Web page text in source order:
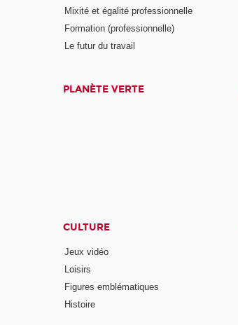
Mixité et égalité professionnelle
Formation (professionnelle)
Le futur du travail
PLANÈTE VERTE
CULTURE
Jeux vidéo
Loisirs
Figures emblématiques
Histoire